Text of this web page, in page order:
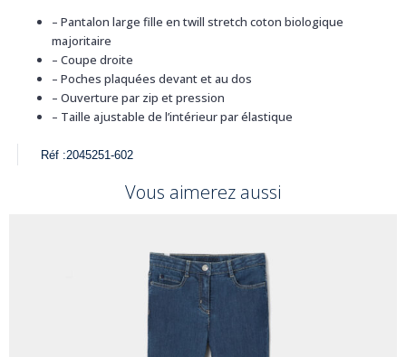
– Pantalon large fille en twill stretch coton biologique
majoritaire
– Coupe droite
– Poches plaquées devant et au dos
– Ouverture par zip et pression
– Taille ajustable de l’intérieur par élastique
Réf :2045251-602
Vous aimerez aussi